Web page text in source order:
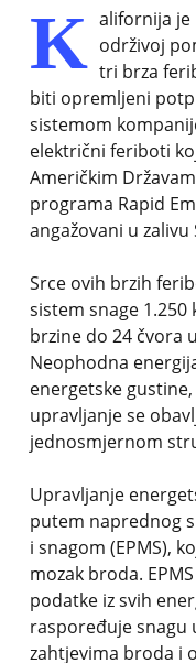
K alifornija je
održivoj
tri brza
biti opremljeni
sistemom
električni feriboti
Američkim
programa Rapid
angažovani u zalivu
Srce ovih brzih
sistem snage
brzine do 24 čvora
Neophodna
energetske
upravljanje se
jednosmjernom
Upravljanje
putem naprednog
i snagom (EPMS),
mozak broda.
podatke iz svih
raspoređuje snagu
zahtjevima broda i